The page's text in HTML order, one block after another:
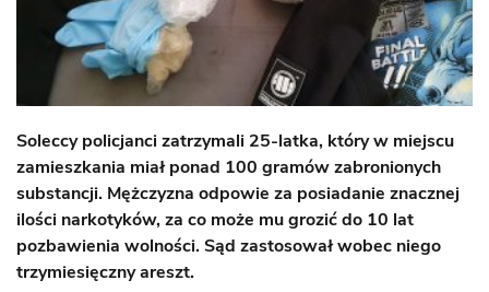
Soleccy policjanci zatrzymali 25-latka, który w miejscu
zamieszkania miał ponad 100 gramów zabronionych
substancji. Mężczyzna odpowie za posiadanie znacznej
ilości narkotyków, za co może mu grozić do 10 lat
pozbawienia wolności. Sąd zastosował wobec niego
trzymiesięczny areszt.